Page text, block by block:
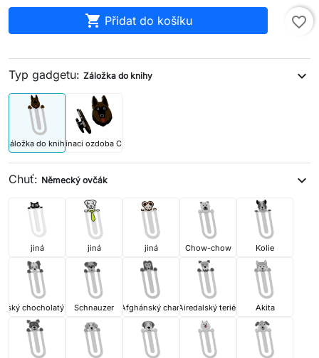
 Přidat do košíku favorite_border
Typ gadgetu: Záložka do knihy expand_more
Záložka do knihyPřipínací ozdoba Crocs
Chuť: Německý ovčák expand_more
jiná jiná jiná Chow-chow Kolie
chocholatý pesSchnauzer Afghánský chartAiredalský teriér Akita